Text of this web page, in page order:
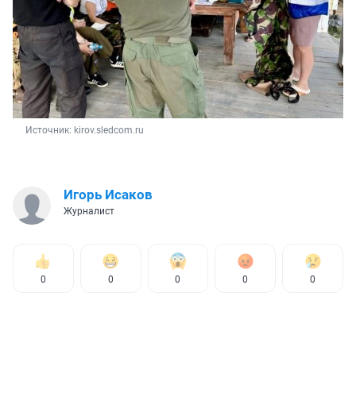
Источник: kirov.sledcom.ru
Игорь Исаков
Журналист
0 0 0 0 0